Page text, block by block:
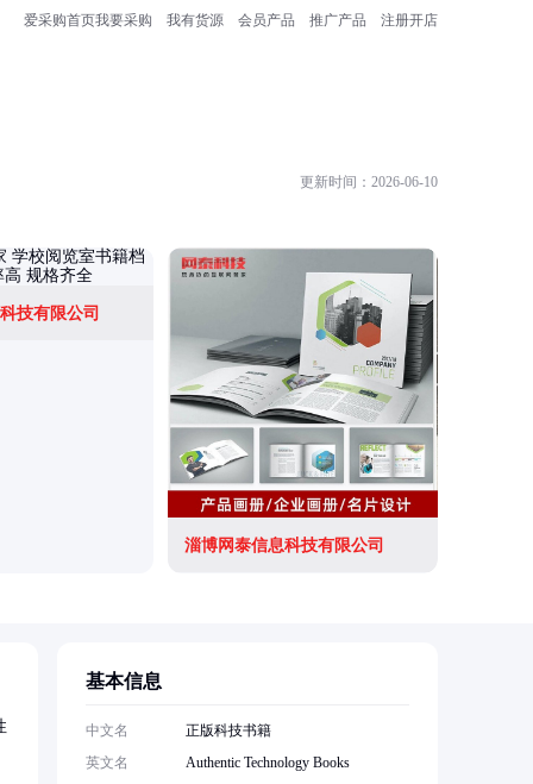
爱采购首页我要采购 我有货源 会员产品 推广产品 注册开店
更新时间：2026-06-10
技有限公司
淄博网泰信息科技有限公司
基本信息
中文名
正版科技书籍
英文名
Authentic Technology Books